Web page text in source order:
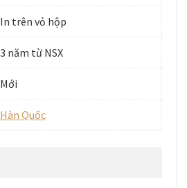
In trên vỏ hộp
3 năm từ NSX
Mới
Hàn Quốc